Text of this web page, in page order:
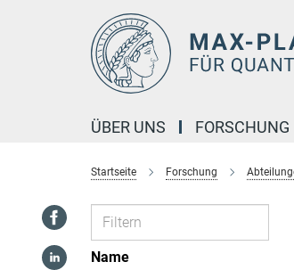
ÜBER UNS FORSCHUNG
Startseite Forschung
Name